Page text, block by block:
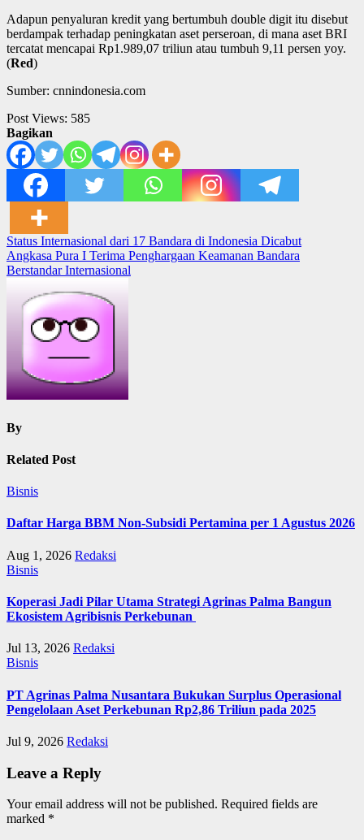
Adapun penyaluran kredit yang bertumbuh double digit itu disebut
berdampak terhadap peningkatan aset perseroan, di mana aset BRI
tercatat mencapai Rp1.989,07 triliun atau tumbuh 9,11 persen yoy.
(Red)
Sumber: cnnindonesia.com
Post Views: 585
Bagikan
Post
navigation
Status Internasional dari 17 Bandara di Indonesia Dicabut
Angkasa Pura I Terima Penghargaan Keamanan Bandara
Berstandar Internasional
By
Related Post
Bisnis
Daftar Harga BBM Non-Subsidi Pertamina per 1 Agustus 2026
Aug 1, 2026 Redaksi
Bisnis
Koperasi Jadi Pilar Utama Strategi Agrinas Palma Bangun
Ekosistem Agribisnis Perkebunan
Jul 13, 2026 Redaksi
Bisnis
PT Agrinas Palma Nusantara Bukukan Surplus Operasional
Pengelolaan Aset Perkebunan Rp2,86 Triliun pada 2025
Jul 9, 2026 Redaksi
Leave a Reply
Your email address will not be published. Required fields are
marked *